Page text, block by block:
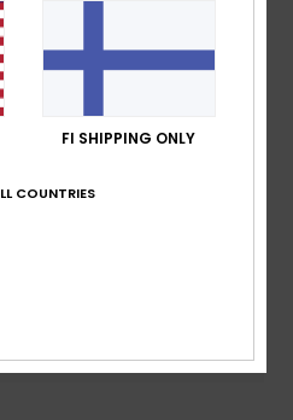
recommend this product
Value for money
4.5
FI SHIPPING ONLY
COUNTRIES